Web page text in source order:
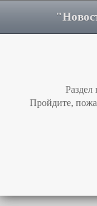
Раздел
Пройдите,